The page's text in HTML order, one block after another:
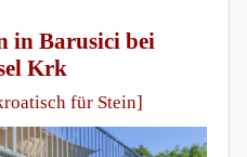
in Barusici bei
Krk
für Stein]